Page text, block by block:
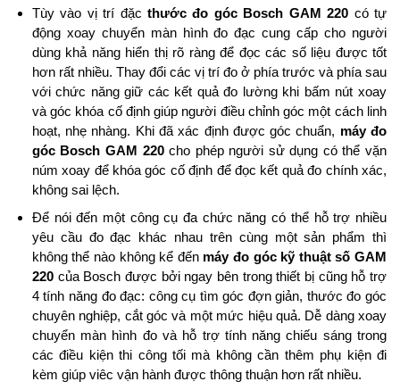
Tùy vào vị trí đặcthước đo góc Bosch GAM 220 có tự
động xoay chuyển màn hình đo đạc cung cấp cho người
dùng khả năng hiển thị rõ ràng để đọc các số liệu được tốt
hơn rất nhiều. Thay đổi các vị trí đo ở phía trước và phía sau
với chức năng giữ các kết quả đo lường khi bấm nút xoay
và góc khóa cố định giúp người điều chỉnh góc một cách linh
hoạt, nhẹ nhàng. Khi đã xác định được góc chuẩn, máy đo
góc Bosch GAM 220cho phép người sử dụng có thể vặn
núm xoay để khóa góc cố định để đọc kết quả đo chính xác,
không sai lệch.
Để nói đến một công cụ đa chức năng có thể hỗ trợ nhiều
yêu cầu đo đạc khác nhau trên cùng một sản phẩm thì
không thể nào không kể đến máy đo góc kỹ thuật số GAM
220của Bosch được bởi ngay bên trong thiết bị cũng hỗ trợ
4 tính năng đo đạc: công cụ tìm góc đợn giản, thước đo góc
chuyên nghiệp, cắt góc và một mức hiệu quả. Dễ dàng xoay
chuyển màn hình đo và hỗ trợ tính năng chiếu sáng trong
các điều kiện thi công tối mà không cần thêm phụ kiện đi
kèm giúp viêc vận hành được thông thuận hơn rất nhiều.